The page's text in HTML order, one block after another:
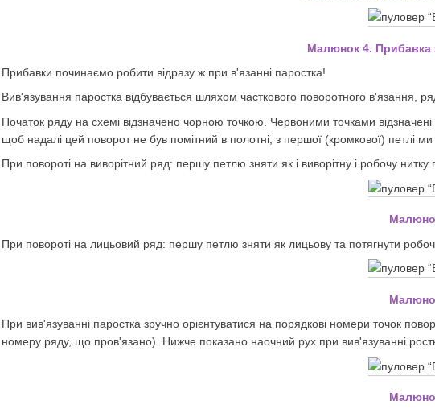
Малюнок 4. Прибавка
Прибавки починаємо робити відразу ж при в'язанні паростка!
Вив'язування паростка відбувається шляхом часткового поворотного в'язання,
Початок ряду на схемі відзначено чорною точкою. Червоними точками
щоб надалі цей поворот не був помітний в полотні, з першої (кромкової) петлі
При повороті на виворітний ряд: першу петлю зняти як і виворітну і робочу нитку
При повороті на лицьовий ряд: першу петлю зняти як лицьову та потягнути
При вив'язуванні паростка зручно орієнтуватися на порядкові номери точок
номеру ряду, що пров'язано). Нижче показано наочний рух при вив'язуванні